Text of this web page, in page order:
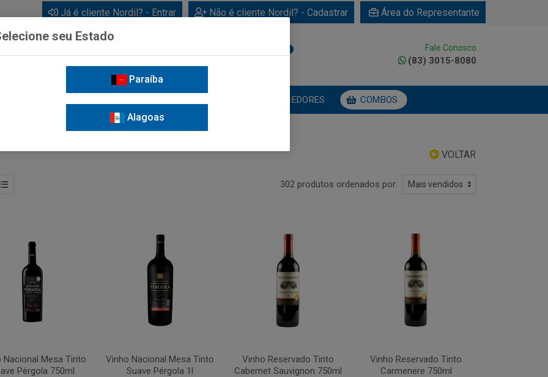
Já é cliente Nordil? - Entrar Não é cliente Nordil? - Cadastrar Área do Representante
Fale Conosco
(83) 3015-8080
FORNECEDORES COMBOS
VOLTAR
302 produtos ordenados por:
Nacional Mesa Tinto
Pérgola 750ml
Vinho Nacional Mesa Tinto
Suave Pérgola 1l
Vinho Reservado Tinto
Cabernet Sauvignon 750ml
Vinho Reservado Tinto
Carmenere 750ml
seu Estado
Paraíba
Alagoas